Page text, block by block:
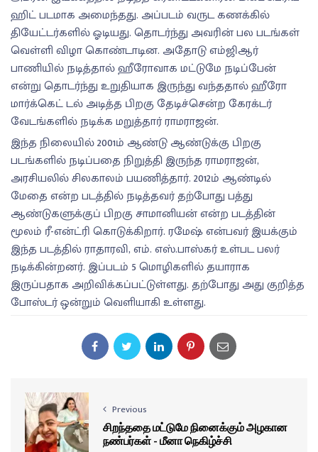
ஹிட் படமாக அமைந்தது. அப்படம் வருட கணக்கில்
தியேட்டர்களில் ஓடியது. தொடர்ந்து அவரின் பல படங்கள்
வெள்ளி விழா கொண்டாடின. அதோடு எம்ஜிஆர்
பாணியில் நடித்தால் ஹீரோவாக மட்டுமே நடிப்பேன்
என்று தொடர்ந்து உறுதியாக இருந்து வந்ததால் ஹீரோ
மார்க்கெட் டல் அடித்த பிறகு தேடிச்சென்ற கேரக்டர்
வேடங்களில் நடிக்க மறுத்தார் ராமராஜன்.
இந்த நிலையில் 2001ம் ஆண்டு ஆண்டுக்கு பிறகு
படங்களில் நடிப்பதை நிறுத்தி இருந்த ராமராஜன்,
அரசியலில் சிலகாலம் பயணித்தார். 2012ம் ஆண்டில்
மேதை என்ற படத்தில் நடித்தவர் தற்போது பத்து
ஆண்டுகளுக்குப் பிறகு சாமானியன் என்ற படத்தின்
மூலம் ரீ-என்ட்ரி கொடுக்கிறார். ரமேஷ் என்பவர் இயக்கும்
இந்த படத்தில் ராதாரவி, எம். எஸ்.பாஸ்கர் உள்பட பலர்
நடிக்கின்றனர். இப்படம் 5 மொழிகளில் தயாராக
இருப்பதாக அறிவிக்கப்பட்டுள்ளது. தற்போது அது குறித்த
போஸ்டர் ஒன்றும் வெளியாகி உள்ளது.
Previous
சிறந்ததை மட்டுமே நினைக்கும் அழகான
நண்பர்கள் - மீனா நெகிழ்ச்சி